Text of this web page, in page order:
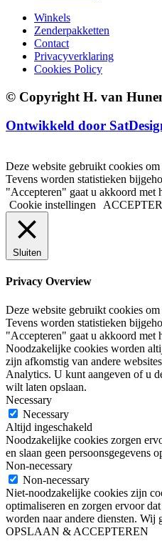
Winkels
Zenderpakketten
Contact
Privacyverklaring
Cookies Policy
© Copyright H. van
Ontwikkeld door
Deze website gebruikt cookies
Tevens worden statistieken
"Accepteren" gaat u akkoord met
Cookie instellingen
Sluiten
Privacy Overview
Deze website gebruikt cookies
Tevens worden statistieken
"Accepteren" gaat u akkoord met
Noodzakelijke cookies worden
zijn afkomstig van andere
Analytics. U kunt aangeven of u
wilt laten opslaan.
Necessary
Necessary
Altijd ingeschakeld
Noodzakelijke cookies zorgen
en slaan geen persoonsgegevens
Non-necessary
Non-necessary
Niet-noodzakelijke cookies zijn
optimaliseren en zorgen ervoor
worden naar andere diensten.
OPSLAAN & ACCEPTEREN